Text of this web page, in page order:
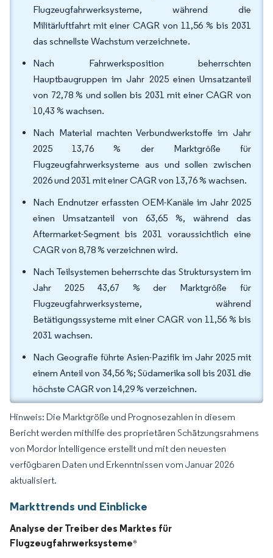
Flugzeugfahrwerksysteme, während die
Militärluftfahrt mit einer CAGR von 11,56 % bis 2031
das schnellste Wachstum verzeichnete.
Nach Fahrwerksposition beherrschten
Hauptbaugruppen im Jahr 2025 einen Umsatzanteil
von 72,78 % und sollen bis 2031 mit einer CAGR von
10,43 % wachsen.
Nach Material machten Verbundwerkstoffe im Jahr
2025 13,76 % der Marktgröße für
Flugzeugfahrwerksysteme aus und sollen zwischen
2026 und 2031 mit einer CAGR von 13,76 % wachsen.
Nach Endnutzer erfassten OEM-Kanäle im Jahr 2025
einen Umsatzanteil von 63,65 %, während das
Aftermarket-Segment bis 2031 voraussichtlich eine
CAGR von 8,78 % verzeichnen wird.
Nach Teilsystemen beherrschte das Struktursystem im
Jahr 2025 43,67 % der Marktgröße für
Flugzeugfahrwerksysteme, während
Betätigungssysteme mit einer CAGR von 11,56 % bis
2031 wachsen.
Nach Geografie führte Asien-Pazifik im Jahr 2025 mit
einem Anteil von 34,56 %; Südamerika soll bis 2031 die
höchste CAGR von 14,29 % verzeichnen.
Hinweis: Die Marktgröße und Prognosezahlen in diesem
Bericht werden mithilfe des proprietären Schätzungsrahmens
von Mordor Intelligence erstellt und mit den neuesten
verfügbaren Daten und Erkenntnissen vom Januar 2026
aktualisiert.
Markttrends und Einblicke
Analyse der Treiber des Marktes für
Flugzeugfahrwerksysteme*